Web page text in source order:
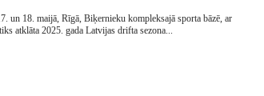
un 18. maijā, Rīgā, Biķernieku kompleksajā sporta bāzē, ar
atklāta 2025. gada Latvijas drifta sezona...